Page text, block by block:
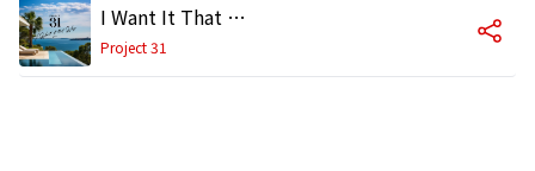
I Want It That Way (Cover)
Project 31